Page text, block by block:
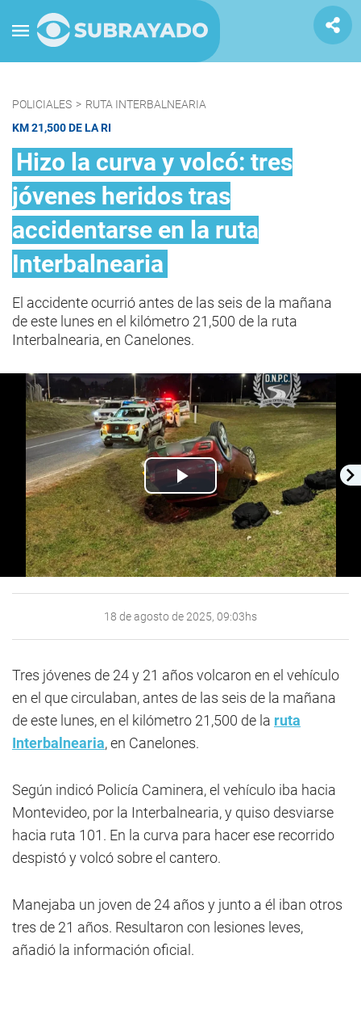
POLICIALES > RUTA INTERBALNEARIA
KM 21,500 DE LA RI
Hizo la curva y volcó: tres
jóvenes heridos tras
accidentarse en la ruta
Interbalnearia
El accidente ocurrió antes de las seis de la mañana
de este lunes en el kilómetro 21,500 de la ruta
Interbalnearia, en Canelones.
Play
Video
18 de agosto de 2025, 09:03hs
Tres jóvenes de 24 y 21 años volcaron en el vehículo
en el que circulaban, antes de las seis de la mañana
de este lunes, en el kilómetro 21,500 de la ruta
Interbalnearia, en Canelones.
Según indicó Policía Caminera, el vehículo iba hacia
Montevideo, por la Interbalnearia, y quiso desviarse
hacia ruta 101. En la curva para hacer ese recorrido
despistó y volcó sobre el cantero.
Manejaba un joven de 24 años y junto a él iban otros
tres de 21 años. Resultaron con lesiones leves,
añadió la información oficial.